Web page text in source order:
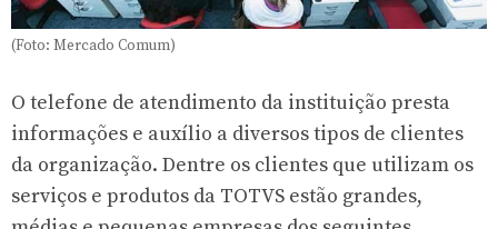
(Foto: Mercado Comum)
O telefone de atendimento da instituição presta
informações e auxílio a diversos tipos de clientes
da organização. Dentre os clientes que utilizam os
serviços e produtos da TOTVS estão grandes,